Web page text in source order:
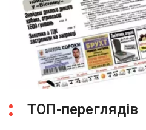
ТОП-переглядів